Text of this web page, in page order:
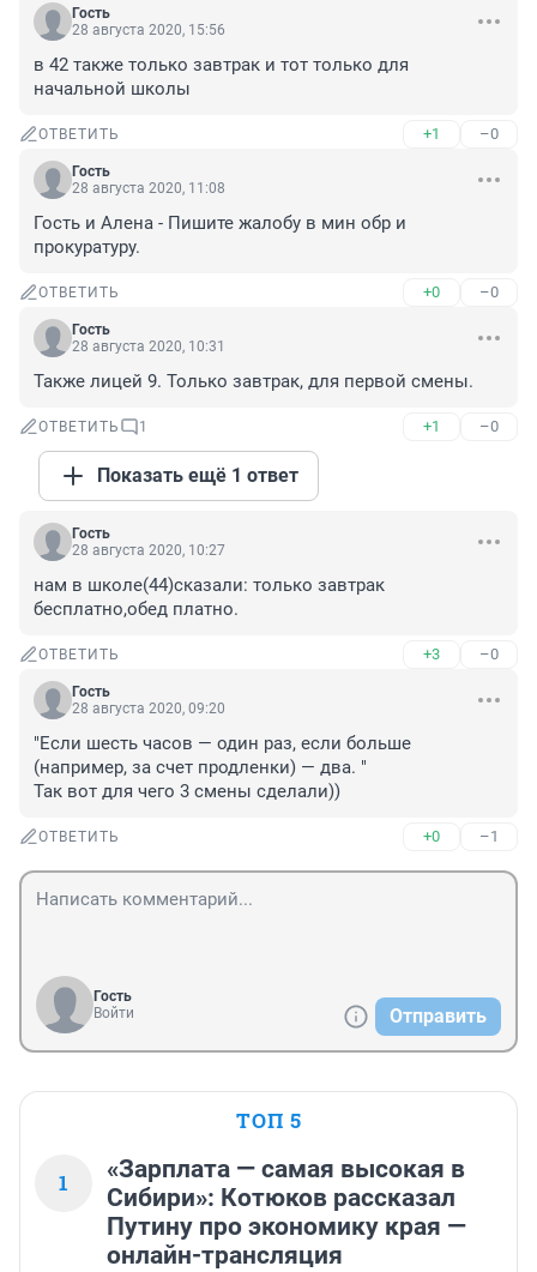
Гость
28 августа 2020, 15:56
в 42 также только завтрак и тот только для
начальной школы
ОТВЕТИТЬ +1 –0
Гость
28 августа 2020, 11:08
Гость и Алена - Пишите жалобу в мин обр и
прокуратуру.
ОТВЕТИТЬ +0 –0
Гость
28 августа 2020, 10:31
Также лицей 9. Только завтрак, для первой смены.
ОТВЕТИТЬ 1 +1 –0
Показать ещё 1 ответ
Гость
28 августа 2020, 10:27
нам в школе(44)сказали: только завтрак
бесплатно,обед платно.
ОТВЕТИТЬ +3 –0
Гость
28 августа 2020, 09:20
"Если шесть часов — один раз, если больше
(например, за счет продленки) — два. "
Так вот для чего 3 смены сделали))
ОТВЕТИТЬ +0 –1
Гость
Войти
Отправить
ТОП 5
1
«Зарплата — самая высокая в
Сибири»: Котюков рассказал
Путину про экономику края —
онлайн-трансляция